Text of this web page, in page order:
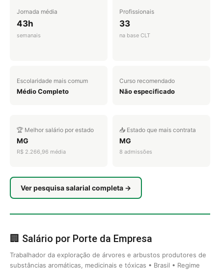
Jornada média
43h
semanais
Profissionais
33
na base CLT
Escolaridade mais comum
Médio Completo
Curso recomendado
Não especificado
🏆 Melhor salário por estado
MG
R$ 2.266,96 média
📥 Estado que mais contrata
MG
8 admissões
Ver pesquisa salarial completa →
🏢 Salário por Porte da Empresa
Trabalhador da exploração de árvores e arbustos produtores de
substâncias aromáticas, medicinais e tóxicas • Brasil • Regime